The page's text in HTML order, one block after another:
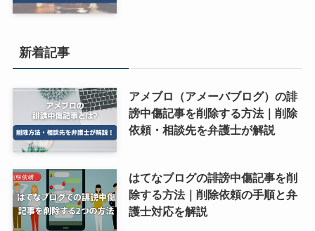
新着記事
アメブロ（アメーバブログ）の誹
謗中傷記事を削除する方法｜削除
依頼・相談先を弁護士が解説
はてなブログの誹謗中傷記事を削
除する方法｜削除依頼の手順と弁
護士対応を解説